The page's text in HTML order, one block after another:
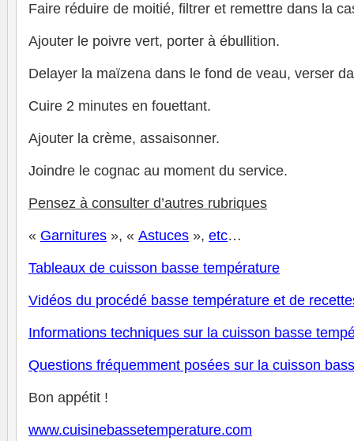
Faire réduire de moitié, filtrer et remettre dans la
Ajouter le poivre vert, porter à ébullition.
Delayer la maïzena dans le fond de veau, verser
Cuire 2 minutes en fouettant.
Ajouter la crème, assaisonner.
Joindre le cognac au moment du service.
Pensez à consulter d’autres rubriques
« Garnitures », « Astuces », etc…
Tableaux de cuisson basse température
Vidéos du procédé basse température et de
Informations techniques sur la cuisson basse
Questions fréquemment posées sur la cuisson
Bon appétit !
www.cuisinebassetemperature.com